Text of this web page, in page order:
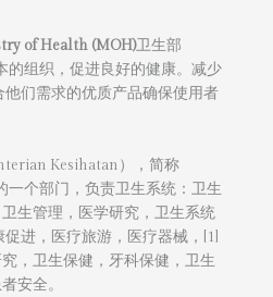
of Health (MOH)卫生部
的组织，促进良好的健康。减少
们需求的优质产品确保使用者
Kesihatan），简称
一个部门，负责卫生系统：卫生
生管理，医学研究，卫生系统
进，医疗旅游，医疗器械，[1]
，卫生保健，牙科保健，卫生
安全。